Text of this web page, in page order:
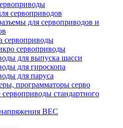
сервоприводов
для сервоприводов и
сервоприводы
сервоприводы
для выпуска шасси
для гироскопа
для паруса
программаторы серво
стандартного
BEC